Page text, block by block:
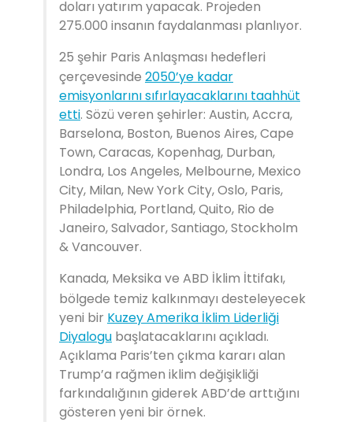
doları yatırım yapacak. Projeden
275.000 insanın faydalanması planlıyor.
25 şehir Paris Anlaşması hedefleri
çerçevesinde 2050’ye kadar
emisyonlarını sıfırlayacaklarını taahhüt
etti. Sözü veren şehirler: Austin, Accra,
Barselona, Boston, Buenos Aires, Cape
Town, Caracas, Kopenhag, Durban,
Londra, Los Angeles, Melbourne, Mexico
City, Milan, New York City, Oslo, Paris,
Philadelphia, Portland, Quito, Rio de
Janeiro, Salvador, Santiago, Stockholm
& Vancouver.
Kanada, Meksika ve ABD İklim İttifakı,
bölgede temiz kalkınmayı desteleyecek
yeni bir Kuzey Amerika İklim Liderliği
Diyalogu başlatacaklarını açıkladı.
Açıklama Paris’ten çıkma kararı alan
Trump’a rağmen iklim değişikliği
farkındalığının giderek ABD’de arttığını
gösteren yeni bir örnek.